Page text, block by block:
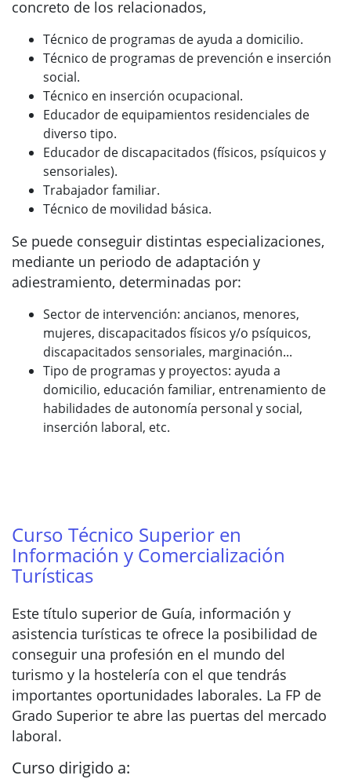
concreto de los relacionados,
Técnico de programas de ayuda a domicilio.
Técnico de programas de prevención e inserción
social.
Técnico en inserción ocupacional.
Educador de equipamientos residenciales de
diverso tipo.
Educador de discapacitados (físicos, psíquicos y
sensoriales).
Trabajador familiar.
Técnico de movilidad básica.
Se puede conseguir distintas especializaciones,
mediante un periodo de adaptación y
adiestramiento, determinadas por:
Sector de intervención: ancianos, menores,
mujeres, discapacitados físicos y/o psíquicos,
discapacitados sensoriales, marginación...
Tipo de programas y proyectos: ayuda a
domicilio, educación familiar, entrenamiento de
habilidades de autonomía personal y social,
inserción laboral, etc.
Curso Técnico Superior en
Información y Comercialización
Turísticas
Este título superior de Guía, información y
asistencia turísticas te ofrece la posibilidad de
conseguir una profesión en el mundo del
turismo y la hostelería con el que tendrás
importantes oportunidades laborales. La FP de
Grado Superior te abre las puertas del mercado
laboral.
Curso dirigido a: